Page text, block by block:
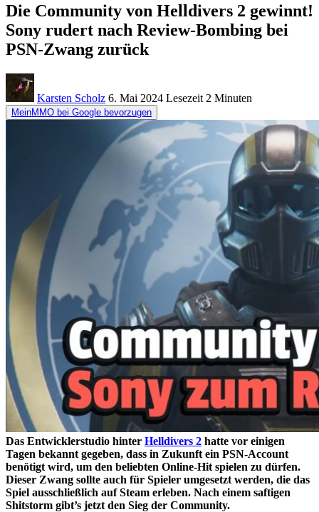
Die Community von Helldivers 2 gewinnt!
Sony rudert nach Review-Bombing bei
PSN-Zwang zurück
Karsten Scholz 6. Mai 2024 Lesezeit 2 Minuten
MeinMMO bei Google bevorzugen
Das Entwicklerstudio hinter Helldivers 2 hatte vor einigen
Tagen bekannt gegeben, dass in Zukunft ein PSN-Account
benötigt wird, um den beliebten Online-Hit spielen zu dürfen.
Dieser Zwang sollte auch für Spieler umgesetzt werden, die das
Spiel ausschließlich auf Steam erleben. Nach einem saftigen
Shitstorm gibt’s jetzt den Sieg der Community.